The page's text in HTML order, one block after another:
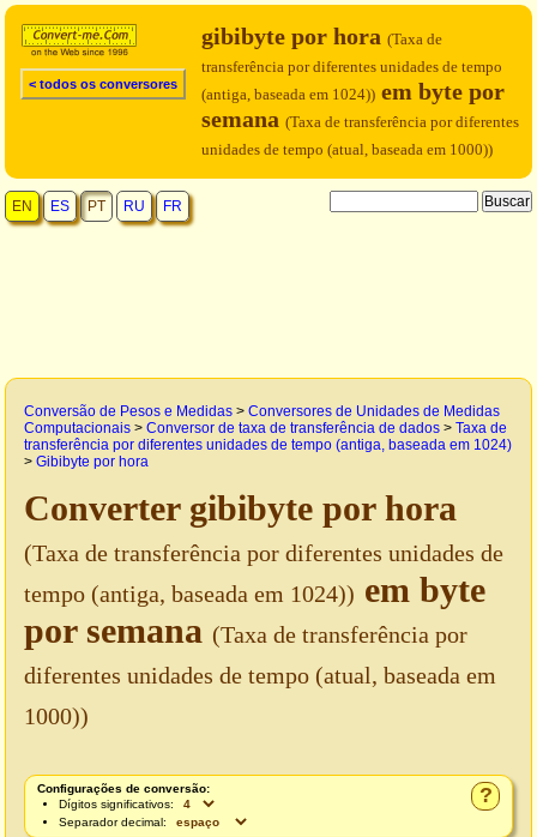
< todos os conversores
gibibyte por hora (Taxa de
transferência por diferentes unidades de tempo
(antiga, baseada em 1024)) em byte por
semana (Taxa de transferência por diferentes
unidades de tempo (atual, baseada em 1000))
EN ES PT RU FR
Conversão de Pesos e Medidas > Conversores de Unidades de Medidas
Computacionais > Conversor de taxa de transferência de dados > Taxa de
transferência por diferentes unidades de tempo (antiga, baseada em 1024)
> Gibibyte por hora
Converter gibibyte por hora
(Taxa de transferência por diferentes unidades de
tempo (antiga, baseada em 1024)) em byte
por semana (Taxa de transferência por
diferentes unidades de tempo (atual, baseada em
1000))
?
Configurações de conversão:
Dígitos significativos:
Separador decimal: